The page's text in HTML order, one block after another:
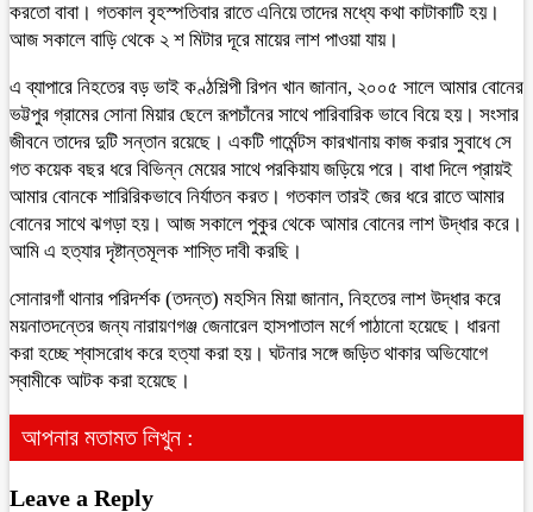
করতো বাবা। গতকাল বৃহস্পতিবার রাতে এনিয়ে তাদের মধ্যে কথা কাটাকাটি হয়।
আজ সকালে বাড়ি থেকে ২ শ মিটার দূরে মায়ের লাশ পাওয়া যায়।
এ ব্যাপারে নিহতের বড় ভাই কণ্ঠশিল্পী রিপন খান জানান, ২০০৫ সালে আমার বোনের
ভট্টপুর গ্রামের সোনা মিয়ার ছেলে রূপচাঁনের সাথে পারিবারিক ভাবে বিয়ে হয়। সংসার
জীবনে তাদের দুটি সন্তান রয়েছে। একটি গার্মেন্টস কারখানায় কাজ করার সুবাধে সে
গত কয়েক বছর ধরে বিভিন্ন মেয়ের সাথে পরকিয়ায জড়িয়ে পরে। বাধা দিলে প্রায়ই
আমার বোনকে শারিরিকভাবে নির্যাতন করত। গতকাল তারই জের ধরে রাতে আমার
বোনের সাথে ঝগড়া হয়। আজ সকালে পুকুর থেকে আমার বোনের লাশ উদ্ধার করে।
আমি এ হত্যার দৃষ্টান্তমূলক শাস্তি দাবী করছি।
সোনারগাঁ থানার পরিদর্শক (তদন্ত) মহসিন মিয়া জানান, নিহতের লাশ উদ্ধার করে
ময়নাতদন্তের জন্য নারায়ণগঞ্জ জেনারেল হাসপাতাল মর্গে পাঠানো হয়েছে। ধারনা
করা হচ্ছে শ্বাসরোধ করে হত্যা করা হয়। ঘটনার সঙ্গে জড়িত থাকার অভিযোগে
স্বামীকে আটক করা হয়েছে।
আপনার মতামত লিখুন :
Leave a Reply